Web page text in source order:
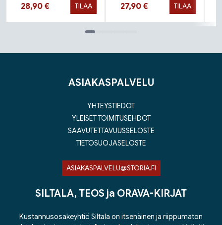
Hinta nyt
28,90 € TILAA Hinta nyt
27,90 € TILAA
ASIAKASPALVELU
YHTEYSTIEDOT
YLEISET TOIMITUSEHDOT
SAAVUTETTAVUUSSELOSTE
TIETOSUOJASELOSTE
ASIAKASPALVELU@STORIA.FI
SILTALA, TEOS ja ORAVA-KIRJAT
Kustannusosakeyhtiö Siltala on itsenäinen ja riippumaton